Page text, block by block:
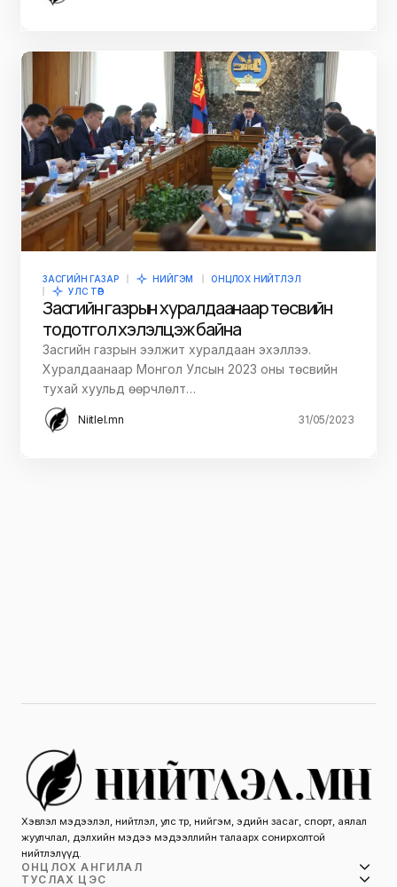
ЗАСГИЙН ГАЗАР НИЙГЭМ
ОНЦЛОХ НИЙТЛЭЛ
УЛС ТӨР
Засгийн газрын хуралдаанаар төсвийн
тодотгол хэлэлцэж байна
Засгийн газрын ээлжит хуралдаан эхэллээ.
Хуралдаанаар Монгол Улсын 2023 оны төсвийн
тухай хуульд өөрчлөлт…
Niitlel.mn 31/05/2023
Хэвлэл мэдээлэл, нийтлэл, улс төр, нийгэм, эдийн засаг, спорт, аялал
жуулчлал, дэлхийн мэдээ мэдээллийн талаарх сонирхолтой
нийтлэлүүд.
ОНЦЛОХ АНГИЛАЛ
ТУСЛАХ ЦЭС